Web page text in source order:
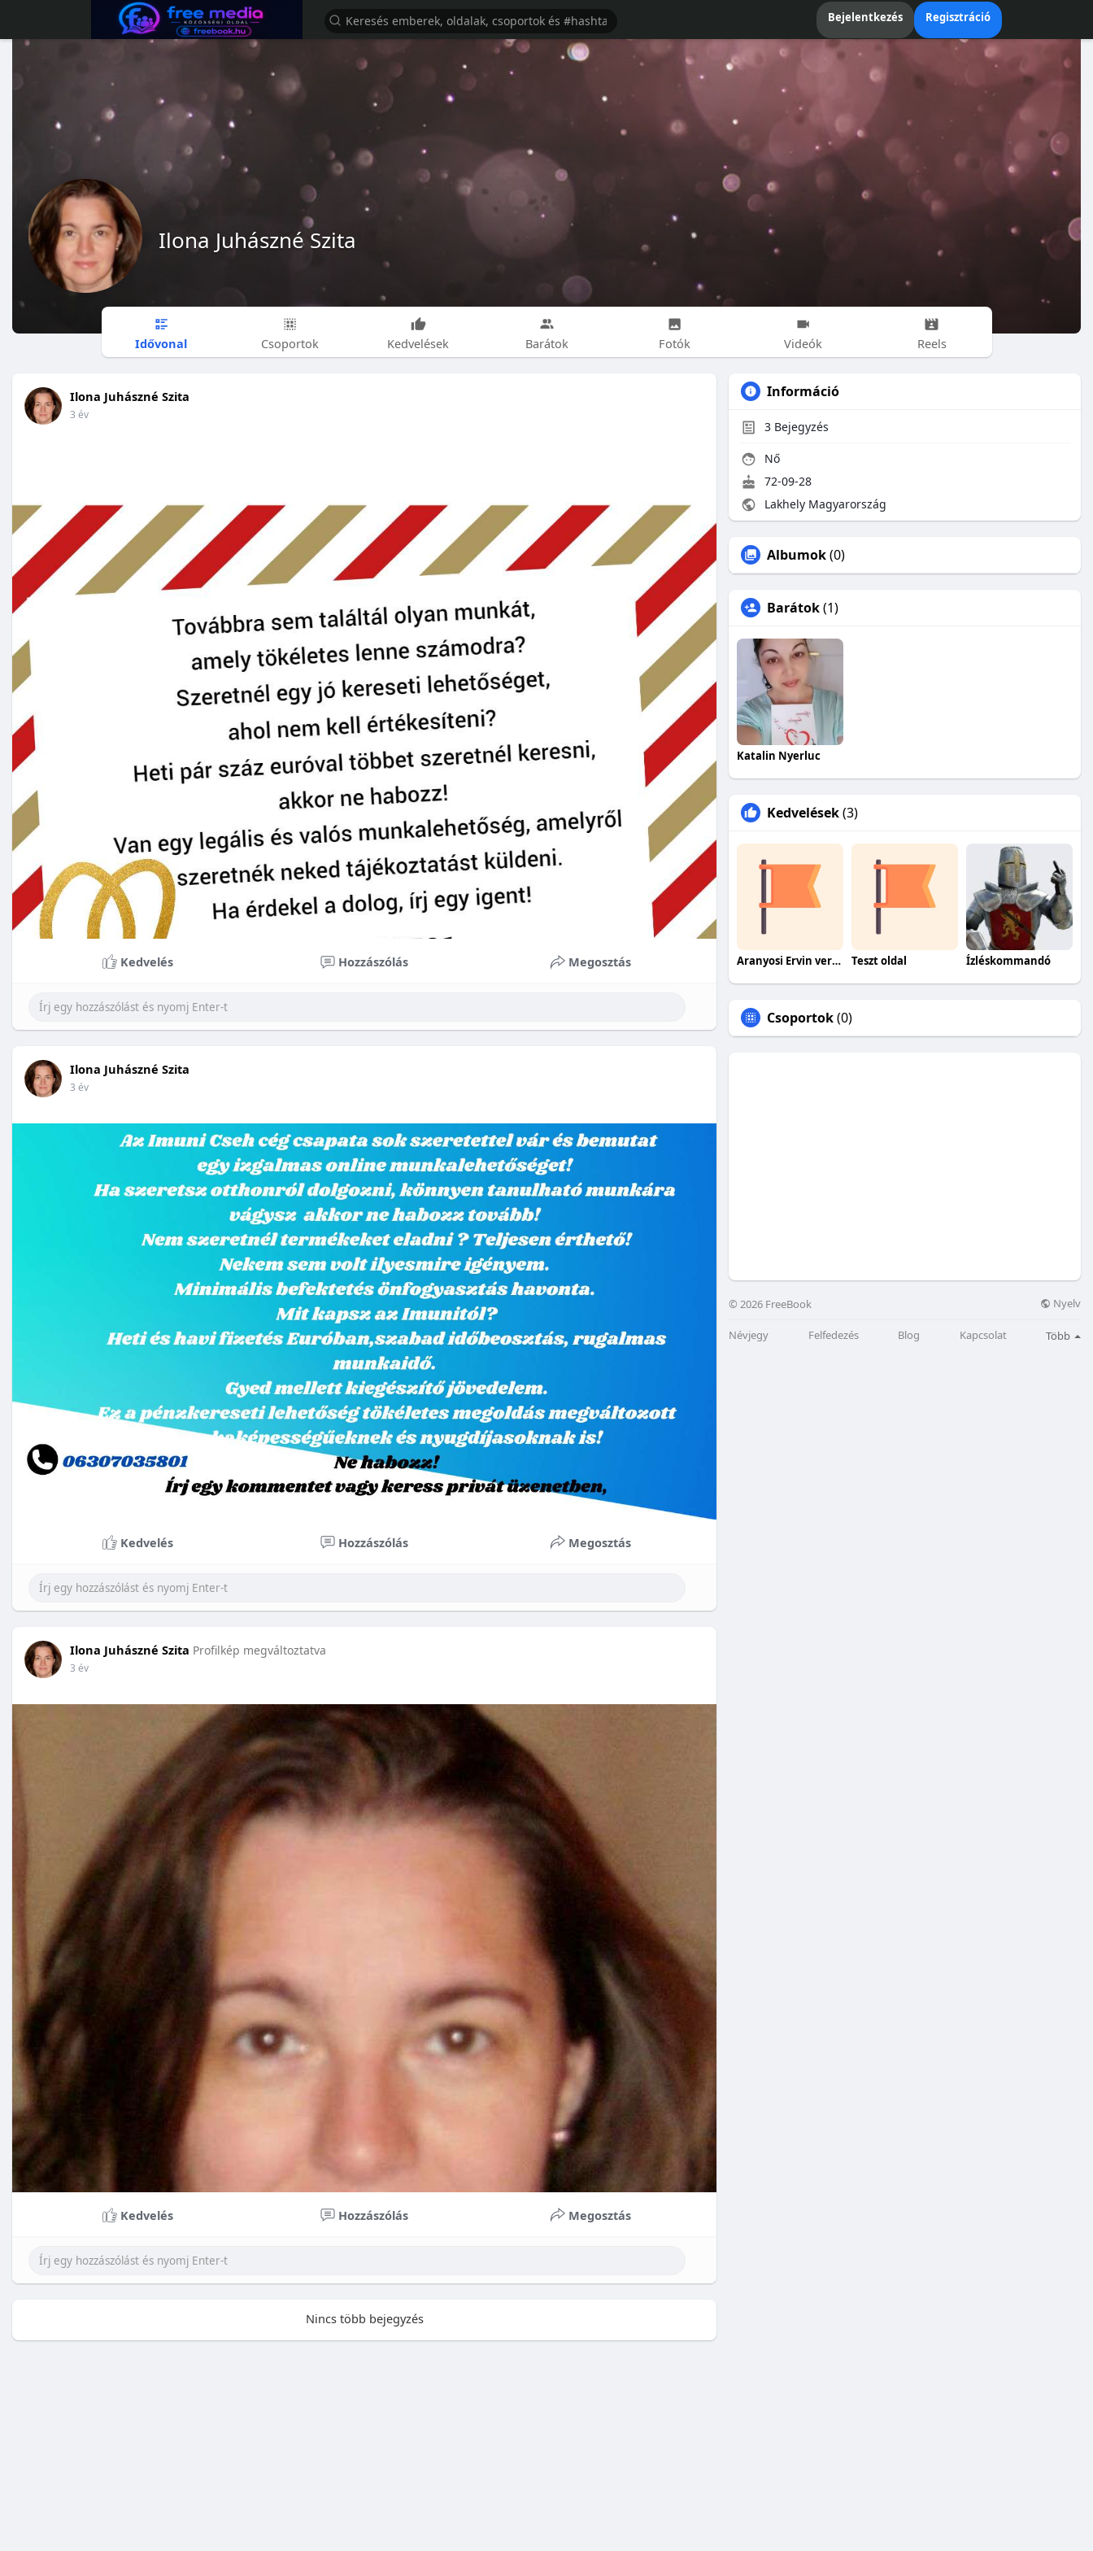
Bejelentkezés Regisztráció
Ilona Juhászné Szita
Idővonal Csoportok Kedvelések Barátok Fotók Videók Reels
Ilona Juhászné Szita
3 év
Kedvelés Hozzászólás Megosztás
Ilona Juhászné Szita
3 év
Kedvelés Hozzászólás Megosztás
Ilona Juhászné Szita Profilkép megváltoztatva
3 év
Kedvelés Hozzászólás Megosztás
Nincs több bejegyzés
Információ
3 Bejegyzés
Nő
72-09-28
Lakhely Magyarország
Albumok(0)
Barátok(1)
Katalin Nyerluc
Kedvelések(3)
Aranyosi Ervin versei Teszt oldal Ízléskommandó
Csoportok(0)
© 2026 FreeBook Nyelv
Névjegy Felfedezés Blog Kapcsolat Több